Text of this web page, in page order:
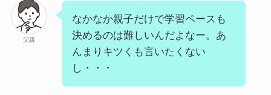
父親
なかなか親子だけで学習ペースも
決めるのは難しいんだよなー。あ
んまりキツくも言いたくない
し・・・